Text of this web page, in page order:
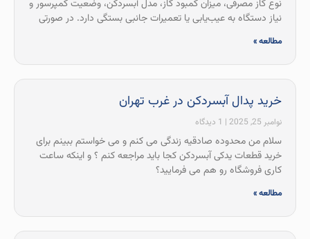
نوع گاز مصرفی، میزان کمبود گاز، مدل آبسردکن، وضعیت کمپرسور و
نیاز دستگاه به عیب‌یابی یا تعمیرات جانبی بستگی دارد. در صورتی
مطالعه »
خرید پدال آبسردکن در غرب تهران
نوامبر 25, 2025
سلام من محدوده صادقیه زندگی می کنم و می خواستم ببینم برای
خرید قطعات یدکی آبسردکن کجا باید مراجعه کنم ؟ و اینکه ساعت
کاری فروشگاه رو هم می فرمایید؟
مطالعه »